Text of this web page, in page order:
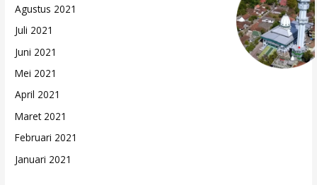
Agustus 2021
Juli 2021
Juni 2021
Mei 2021
April 2021
Maret 2021
Februari 2021
Januari 2021